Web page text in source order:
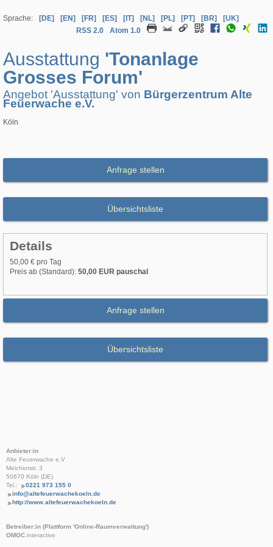
Sprache: [DE] [EN] [FR] [ES] [IT] [NL] [PL] [PT] [BR]
[UK]
RSS 2.0
Atom 1.0
Ausstattung 'Tonanlage
Grosses Forum'
Angebot 'Ausstattung' von Bürgerzentrum Alte
Feuerwache e.V.
Köln
Anfrage stellen
Übersichtsliste
Details
50,00 € pro Tag
Preis ab (Standard): 50,00 EUR pauschal
Anfrage stellen
Übersichtsliste
Anbieter:in
Alte Feuerwache e.V
Melchiorstr. 3
50670 Köln (DE)
Tel.:
0221 973 155 0
info@altefeuerwachekoeln.de
http://www.altefeuerwachekoeln.de
Betreiber:in (Plattform 'Online-Raumverwaltung')
OMOC.interactive